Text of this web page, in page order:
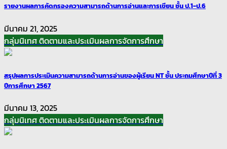
รายงานผลการคัดกรองความสามารถด้านการอ่านและการเขียน ชั้น ป.1-ป.6
มีนาคม 21, 2025
กลุ่มนิเทศ ติดตามและประเมินผลการจัดการศึกษา
สรุปผลการประเมินความสามารถด้านการอ่านของผู้เรียน NT ชั้น ประถมศึกษาปีที่ 3
ปีการศึกษา 2567
มีนาคม 13, 2025
กลุ่มนิเทศ ติดตามและประเมินผลการจัดการศึกษา